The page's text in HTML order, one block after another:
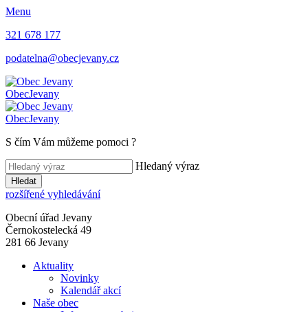
Menu
321 678 177
podatelna@obecjevany.cz
ObecJevany
ObecJevany
S čím Vám můžeme pomoci ?
Hledaný výraz
Hledat
rozšířené vyhledávání
Obecní úřad Jevany
Černokostelecká 49
281 66 Jevany
Aktuality
Novinky
Kalendář akcí
Naše obec